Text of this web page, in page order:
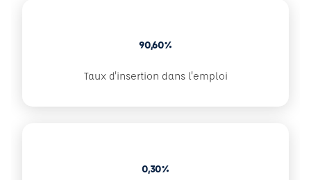
90,60%
Taux d'insertion dans l'emploi
0,30%